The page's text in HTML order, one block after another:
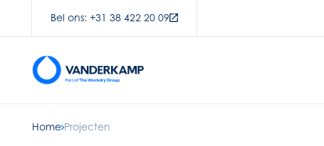
Bel ons: +31 38 422 20 09
Home Projecten